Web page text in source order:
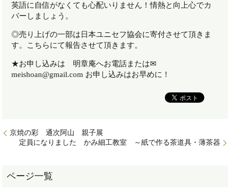
英語に自信がなくても心配いりません！情熱と向上心でカ
バーしましょう。
◎売り上げの一部は日本ユニセフ協会に寄付させて頂きま
す。こちらにて報告させて頂きます。
★お申し込みは 明章庵へお電話または✉
meishoan@gmail.com お申し込みはお早めに！
京焼の彩 通次阿山 親子展
定員になりました かみ細工教室 ～紙で作る茶道具・薄茶器